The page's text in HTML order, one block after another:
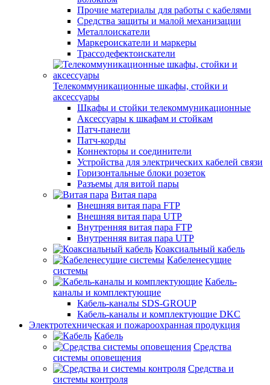
Прочие материалы для работы с кабелями
Средства защиты и малой механизации
Металлоискатели
Маркероискатели и маркеры
Трассодефектоискатели
Телекоммуникационные шкафы, стойки и
аксессуары
Шкафы и стойки телекоммуникационные
Аксессуары к шкафам и стойкам
Патч-панели
Патч-корды
Коннекторы и соединители
Устройства для электрических кабелей связи
Горизонтальные блоки розеток
Разъемы для витой пары
Витая пара
Внешняя витая пара FTP
Внешняя витая пара UTP
Внутренняя витая пара FTP
Внутренняя витая пара UTP
Коаксиальный кабель
Кабеленесущие
системы
Кабель-
каналы и комплектующие
Кабель-каналы SDS-GROUP
Кабель-каналы и комплектующие DKC
Электротехническая и пожароохранная продукция
Кабель
Средства
системы оповещения
Средства и
системы контроля